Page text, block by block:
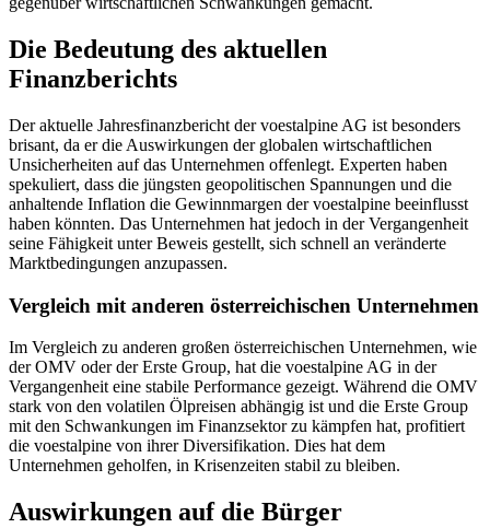
Die Bedeutung des aktuellen
Finanzberichts
Der aktuelle Jahresfinanzbericht der voestalpine AG ist besonders
brisant, da er die Auswirkungen der globalen wirtschaftlichen
Unsicherheiten auf das Unternehmen offenlegt. Experten haben
spekuliert, dass die jüngsten geopolitischen Spannungen und die
anhaltende Inflation die Gewinnmargen der voestalpine beeinflusst
haben könnten. Das Unternehmen hat jedoch in der Vergangenheit
seine Fähigkeit unter Beweis gestellt, sich schnell an veränderte
Marktbedingungen anzupassen.
Vergleich mit anderen österreichischen Unternehmen
Im Vergleich zu anderen großen österreichischen Unternehmen, wie
der OMV oder der Erste Group, hat die voestalpine AG in der
Vergangenheit eine stabile Performance gezeigt. Während die OMV
stark von den volatilen Ölpreisen abhängig ist und die Erste Group
mit den Schwankungen im Finanzsektor zu kämpfen hat, profitiert
die voestalpine von ihrer Diversifikation. Dies hat dem
Unternehmen geholfen, in Krisenzeiten stabil zu bleiben.
Auswirkungen auf die Bürger